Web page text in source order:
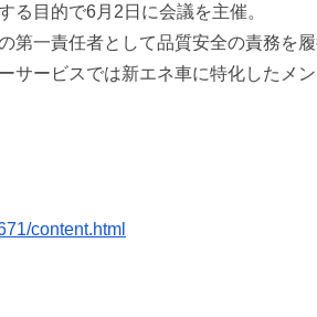
る目的で6月2日に会議を主催。
第一責任者として品質安全の責務を
サービス では新エネ車に特化したメ
content.html